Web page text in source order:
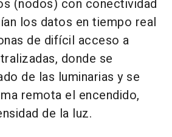
(nodos) con conectividad
los datos en tiempo real
de difícil acceso a
donde se
de las luminarias y se
remota el encendido,
de la luz.